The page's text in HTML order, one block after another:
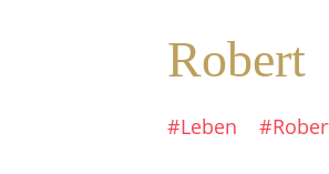
Robert
#Leben